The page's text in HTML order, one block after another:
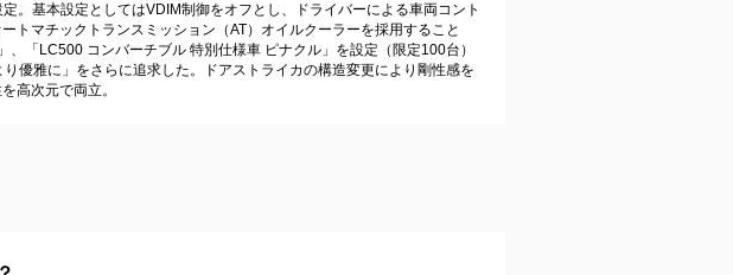
。基本設定としてはVDIM制御をオフとし、ドライバーによる車両コント
トマチックトランスミッション（AT）オイルクーラーを採用すること
「LC500 コンバーチブル 特別仕様車 ピナクル」を設定（限定100台）
優雅に」をさらに追求した。ドアストライカの構造変更により剛性感を
高次元で両立。